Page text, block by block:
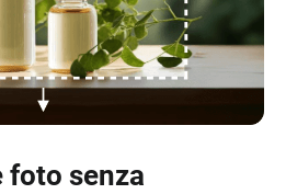
foto senza